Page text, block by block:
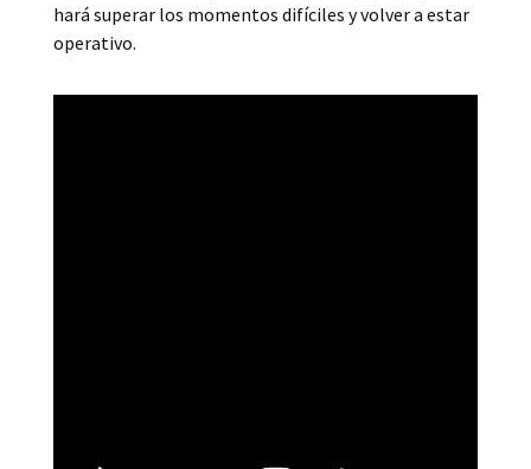
hará superar los momentos difíciles y volver a estar
operativo.